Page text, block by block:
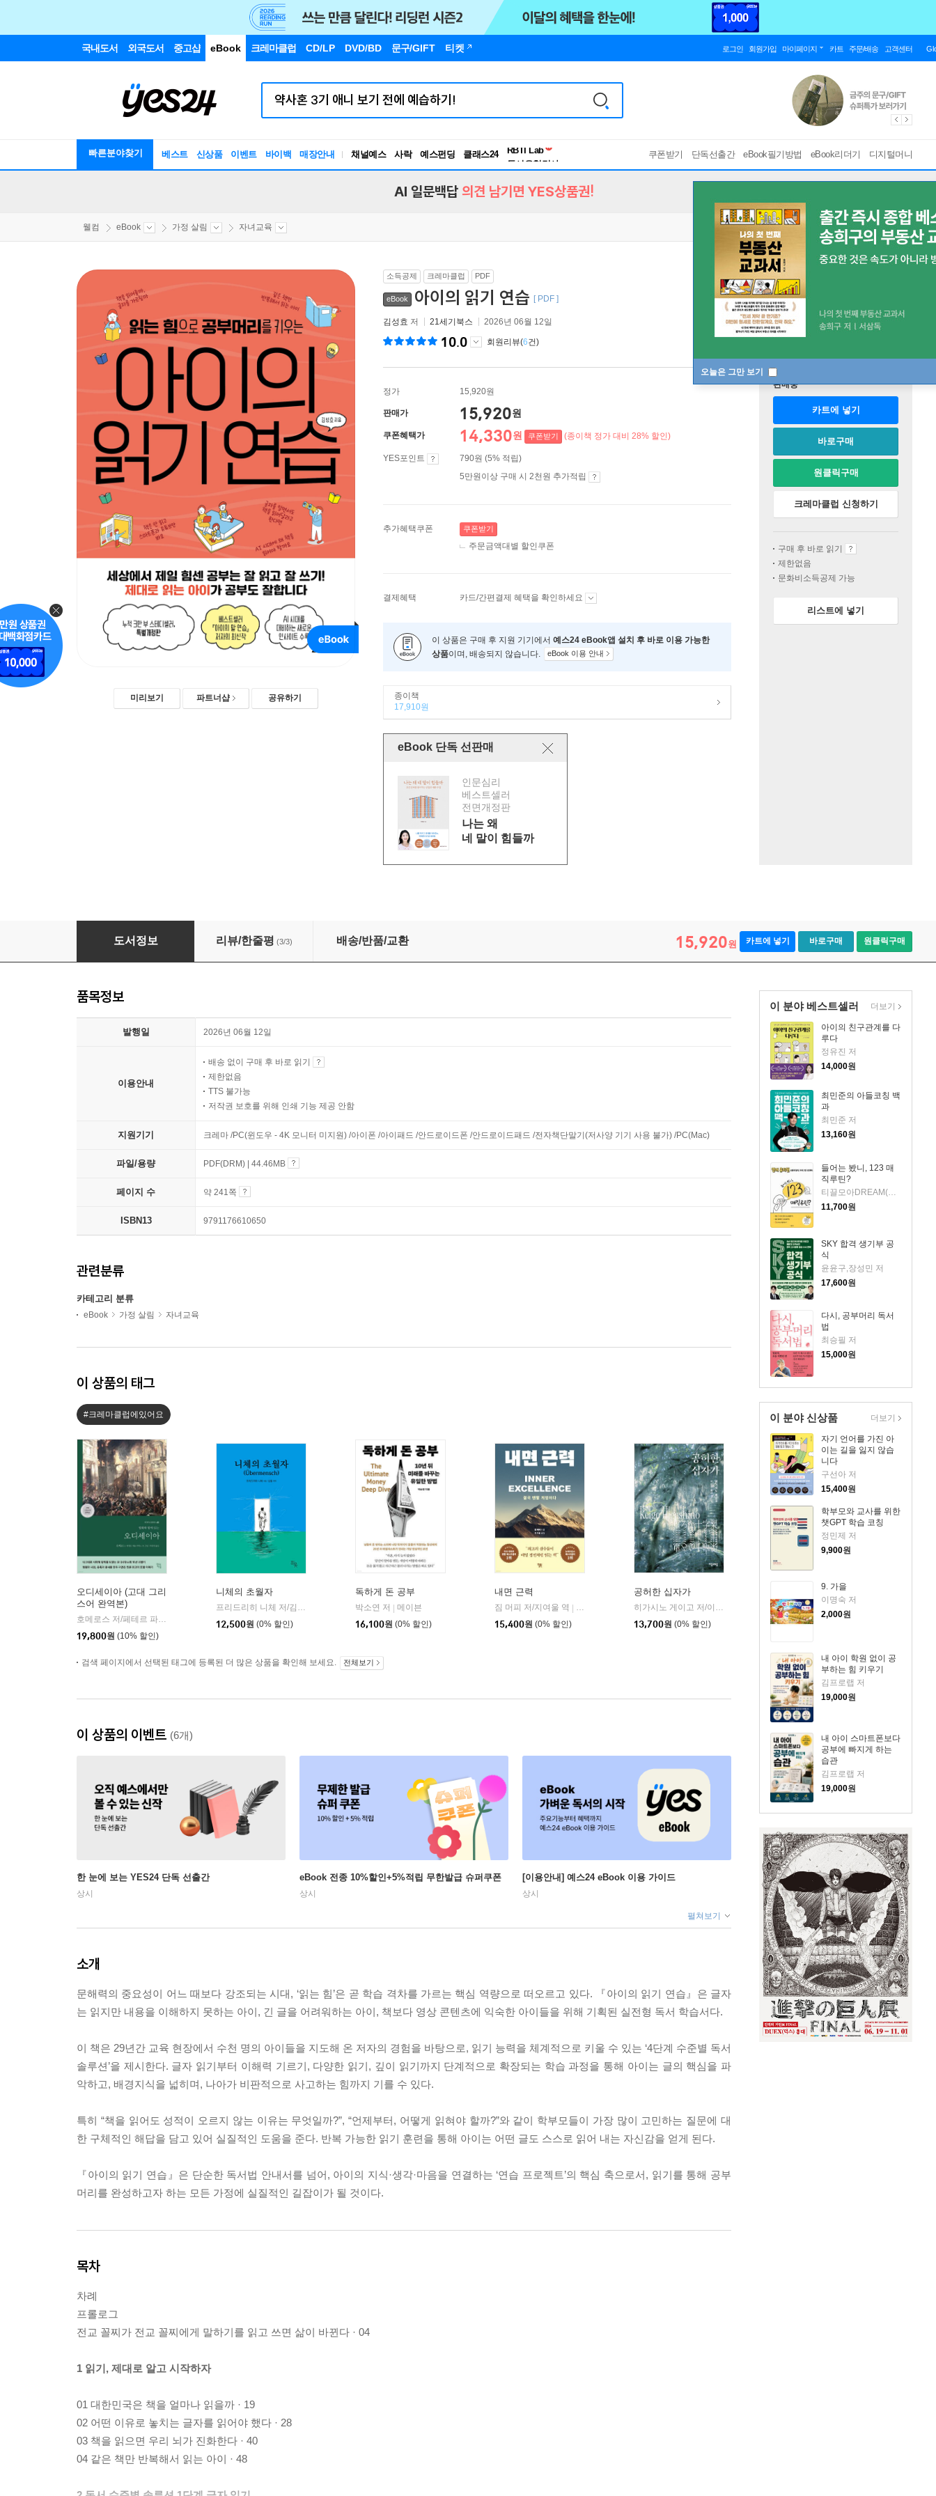
국내도서 외국도서 중고샵 eBook 크레마클럽 CD/LP DVD/BD 문구/GIFT 티켓 로그인 회원가입 마이페이지 카트 주문/배송 고객센터
빠른분야찾기 베스트 신상품 이벤트 바이백 매장안내 채널예스 사락 예스펀딩 클래스24
독서유형검사
쿠폰받기 단독선출간 eBook필기방법 eBook리더기 디지털머니
오늘은 그만 보기
AI 일문백답 의견 남기면 YES상품권!
웰컴 eBook 가정 살림 자녀교육
미리보기 파트너샵 공유하기
소득공제 크레마클럽 PDF
eBook 아이의 읽기 연습 [ PDF ]
김성효 저 21세기북스 2026년 06월 12일
10.0 회원리뷰(6건)
정가 15,920원
판매가 15,920원
쿠폰혜택가 14,330원 쿠폰받기 (종이책 정가 대비 28% 할인)
YES포인트
790원 (5% 적립)
5만원이상 구매 시 2천원 추가적립
추가혜택쿠폰 쿠폰받기
주문금액대별 할인쿠폰
결제혜택 카드/간편결제 혜택을 확인하세요
이 상품은 구매 후 지원 기기에서 예스24 eBook앱 설치 후 바로 이용 가능한
상품이며, 배송되지 않습니다. eBook 이용 안내
종이책
17,910원
eBook 단독 선판매
인문심리
베스트셀러
전면개정판
나는 왜
네 말이 힘들까
판매중
카트에 넣기
바로구매
원클릭구매
크레마클럽 신청하기
구매 후 바로 읽기
제한없음
문화비소득공제 가능
리스트에 넣기
아이의 읽기 연습
도서정보 리뷰/한줄평 (3/3) 배송/반품/교환 15,920원 카트에 넣기 바로구매 원클릭구매
이 분야 베스트셀러
아이의 친구관계를 다
루다
정유진 저
14,000원
최민준의 아들코칭 백
과
최민준 저
13,160원
들어는 봤니, 123 매
직루틴?
티끌모아DREAM(강서윤) 저
11,700원
SKY 합격 생기부 공
식
윤윤구,장성민 저
17,600원
다시, 공부머리 독서
법
최승필 저
15,000원
더보기
이 분야 신상품
자기 언어를 가진 아
이는 길을 잃지 않습
니다
구선아 저
15,400원
학부모와 교사를 위한
챗GPT 학습 코칭
정민제 저
9,900원
9. 가을
이명숙 저
2,000원
내 아이 학원 없이 공
부하는 힘 키우기
김프로랩 저
19,000원
내 아이 스마트폰보다
공부에 빠지게 하는
습관
김프로랩 저
19,000원
더보기
품목정보
발행일 2026년 06월 12일
이용안내
배송 없이 구매 후 바로 읽기
제한없음
TTS 불가능
저작권 보호를 위해 인쇄 기능 제공 안함
지원기기 크레마 /PC(윈도우 - 4K 모니터 미지원) /아이폰 /아이패드 /안드로이드폰 /안드로이드패드 /전자책단말기(저사양 기기 사용 불가) /PC(Mac)
파일/용량 PDF(DRM) | 44.46MB
페이지 수 약 241쪽
ISBN13 9791176610650
관련분류
카테고리 분류
eBook 가정 살림 자녀교육
이 상품의 태그
#크레마클럽에있어요
오디세이아 (고대 그리
스어 완역본)
| 현대지성
19,800원 (10% 할인)
니체의 초월자
12,500원 (0% 할인)
독하게 돈 공부
박소연 저 | 메이븐
16,100원 (0% 할인)
내면 근력
짐 머피 저/지여울 역 |
15,400원 (0% 할인)
공허한 십자가
자음과모음
13,700원 (0% 할인)
검색 페이지에서 선택된 태그에 등록된 더 많은 상품을 확인해 보세요. 전체보기
이 상품의 이벤트 (6개)
한 눈에 보는 YES24 단독 선출간
상시
eBook 전종 10%할인+5%적립 무한발급 슈퍼쿠폰
상시
[이용안내] 예스24 eBook 이용 가이드
상시
펼쳐보기
소개
문해력의 중요성이 어느 때보다 강조되는 시대, ‘읽는 힘’은 곧 학습 격차를 가르는 핵심 역량으로 떠오르고 있다. 『아이의 읽기 연습』은 글자
는 읽지만 내용을 이해하지 못하는 아이, 긴 글을 어려워하는 아이, 책보다 영상 콘텐츠에 익숙한 아이들을 위해 기획된 실전형 독서 학습서다.
이 책은 29년간 교육 현장에서 수천 명의 아이들을 지도해 온 저자의 경험을 바탕으로, 읽기 능력을 체계적으로 키울 수 있는 ‘4단계 수준별 독서
솔루션’을 제시한다. 글자 읽기부터 이해력 기르기, 다양한 읽기, 깊이 읽기까지 단계적으로 확장되는 학습 과정을 통해 아이는 글의 핵심을 파
악하고, 배경지식을 넓히며, 나아가 비판적으로 사고하는 힘까지 기를 수 있다.
특히 “책을 읽어도 성적이 오르지 않는 이유는 무엇일까?”, “언제부터, 어떻게 읽혀야 할까?”와 같이 학부모들이 가장 많이 고민하는 질문에 대
한 구체적인 해답을 담고 있어 실질적인 도움을 준다. 반복 가능한 읽기 훈련을 통해 아이는 어떤 글도 스스로 읽어 내는 자신감을 얻게 된다.
『아이의 읽기 연습』은 단순한 독서법 안내서를 넘어, 아이의 지식·생각·마음을 연결하는 ‘연습 프로젝트’의 핵심 축으로서, 읽기를 통해 공부
머리를 완성하고자 하는 모든 가정에 실질적인 길잡이가 될 것이다.
목차
차례
프롤로그
전교 꼴찌가 전교 꼴찌에게 말하기를 읽고 쓰면 삶이 바뀐다 · 04
1 읽기, 제대로 알고 시작하자
01 대한민국은 책을 얼마나 읽을까 · 19
02 어떤 이유로 놓치는 글자를 읽어야 했다 · 28
03 책을 읽으면 우리 뇌가 진화한다 · 40
04 같은 책만 반복해서 읽는 아이 · 48